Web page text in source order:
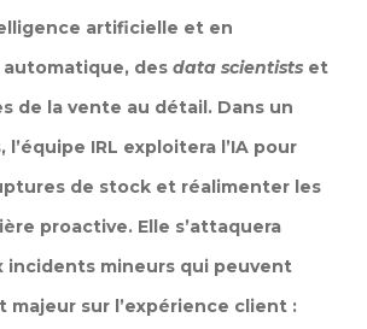
artificielle et en
des data scientists et
de la vente au détail. Dans un
IRL exploitera l’IA pour
de stock et réalimenter les
proactive. Elle s’attaquera
incidents mineurs qui peuvent
majeur sur l’expérience client :